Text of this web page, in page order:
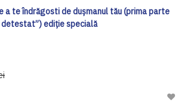
a te îndrăgosti de dușmanul tău (prima parte
detestat”) ediţie specială